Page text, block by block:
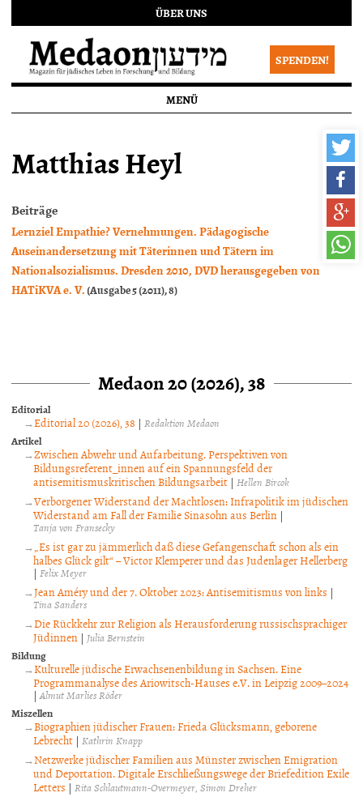
ÜBER UNS
SPENDEN!
MENÜ
Matthias Heyl
Beiträge
Lernziel Empathie? Vernehmungen. Pädagogische
Auseinandersetzung mit Täterinnen und Tätern im
Nationalsozialismus. Dresden 2010, DVD herausgegeben von
HATiKVA e. V.(Ausgabe 5 (2011), 8)
Medaon 20 (2026), 38
Editorial
Editorial 20 (2026), 38 |Redaktion Medaon
Artikel
Zwischen Abwehr und Aufarbeitung. Perspektiven von
Bildungsreferent_innen auf ein Spannungsfeld der
antisemitismuskritischen Bildungsarbeit | Hellen Bircok
Verborgener Widerstand der Machtlosen: Infrapolitik im jüdischen
Widerstand am Fall der Familie Sinasohn aus Berlin |
Tanja von Fransecky
„Es ist gar zu jämmerlich daß diese Gefangenschaft schon als ein
halbes Glück gilt“ – Victor Klemperer und das Judenlager Hellerberg
| Felix Meyer
Jean Améry und der 7. Oktober 2023: Antisemitismus von links |
Tina Sanders
Die Rückkehr zur Religion als Herausforderung russischsprachiger
Jüdinnen | Julia Bernstein
Bildung
Kulturelle jüdische Erwachsenenbildung in Sachsen. Eine
Programmanalyse des Ariowitsch-Hauses e.V. in Leipzig 2009–2024
|Almut Marlies Röder
Miszellen
Biographien jüdischer Frauen: Frieda Glücksmann, geborene
Lebrecht | Kathrin Knapp
Netzwerke jüdischer Familien aus Münster zwischen Emigration
und Deportation. Digitale Erschließungswege der Briefedition Exile
Letters | Rita Schlautmann-Overmeyer Simon Dreher